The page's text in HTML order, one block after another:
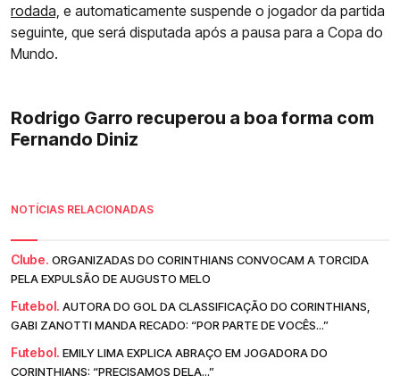
rodada, e automaticamente suspende o jogador da partida
seguinte, que será disputada após a pausa para a Copa do
Mundo.
Rodrigo Garro recuperou a boa forma com
Fernando Diniz
NOTÍCIAS RELACIONADAS
Clube. ORGANIZADAS DO CORINTHIANS CONVOCAM A TORCIDA
PELA EXPULSÃO DE AUGUSTO MELO
Futebol. AUTORA DO GOL DA CLASSIFICAÇÃO DO CORINTHIANS,
GABI ZANOTTI MANDA RECADO: “POR PARTE DE VOCÊS...”
Futebol. EMILY LIMA EXPLICA ABRAÇO EM JOGADORA DO
CORINTHIANS: “PRECISAMOS DELA...”